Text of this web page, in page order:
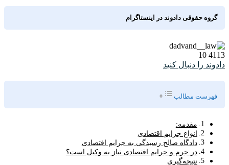
گروه حقوقی دادوند در اینستاگرام
4113
10
دادوند را دنبال کنید
فهرست مطالب
Toggle Table of Content
مقدمه:
انواع جرایم اقتصادی
دادگاه صالح رسیدگی به جرایم اقتصادی
در جرم و جرایم اقتصادی نیاز به وکیل است؟
نتیجه‌گیری